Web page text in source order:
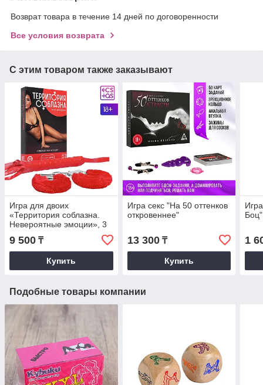
Возврат товара в течение 14 дней по договоренности
Все условия возврата
С этим товаром также заказывают
Игра для двоих
«Территория соблазна.
Невероятные эмоции», 3
в 1 (50 карт, наручники,
плётка)
9 500 ₸
Купить
Игра секс "На 50 оттенков
откровеннее"
13 300₸
Купить
Боц"
1
Подобные товары компании